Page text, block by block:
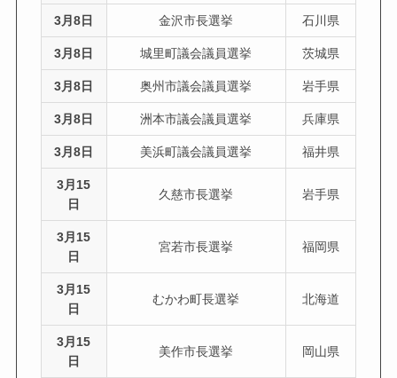
3月8日 金沢市長選挙 石川県
3月8日 城里町議会議員選挙 茨城県
3月8日 奥州市議会議員選挙 岩手県
3月8日 洲本市議会議員選挙 兵庫県
3月8日 美浜町議会議員選挙 福井県
3月15
日
久慈市長選挙 岩手県
3月15
日
宮若市長選挙 福岡県
3月15
日
むかわ町長選挙 北海道
3月15
日
美作市長選挙 岡山県